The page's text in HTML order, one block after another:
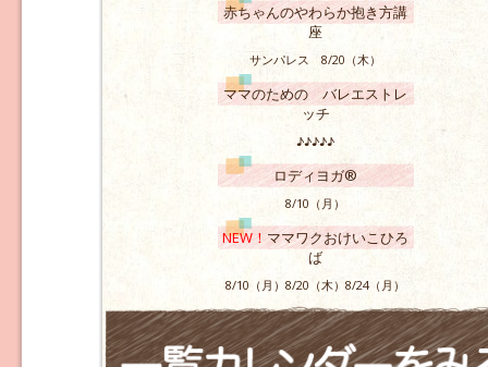
赤ちゃんのやわらか抱き方講
座
サンパレス 8/20（木）
ママのための バレエストレ
ッチ
♪♪♪♪♪
ロディヨガ®
8/10（月）
NEW！ママワクおけいこひろ
ば
8/10（月）8/20（木）8/24（月）